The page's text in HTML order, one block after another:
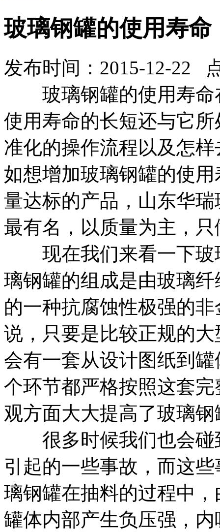
玻璃钢罐的使用寿命
发布时间：2015-12-22
玻璃钢罐的使用寿命
使用寿命的长短还与它
准化的操作流程以及怎
如想增加玻璃钢罐的使
量达标的产品，山东华
最有名，以质量为主，
现在我们来看一下玻
璃钢罐的组成是由玻璃
的一种抗腐蚀性极强的
说，只要是比较正规的
会有一套从设计图纸到
个环节都严格按照这套
观方面大大提高了玻璃
很多时候我们也会碰
引起的一些事故，而这
璃钢罐在抽料的过程中
罐体内部产生负压强，